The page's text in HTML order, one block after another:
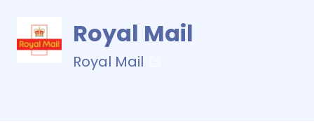
Royal Mail
Royal Mail